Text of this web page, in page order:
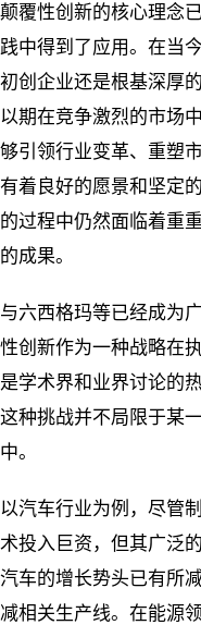
颠覆性创新的核心理念
践中得到了应用。在当
初创企业还是根基深厚
以期在竞争激烈的市场
够引领行业变革、重塑
有着良好的愿景和坚定
的过程中仍然面临着重
的成果。
与六西格玛等已经成为
性创新作为一种战略在
是学术界和业界讨论的
这种挑战并不局限于某
中。
以汽车行业为例，尽管
术投入巨资，但其广泛
汽车的增长势头已有所
减相关生产线。在能源